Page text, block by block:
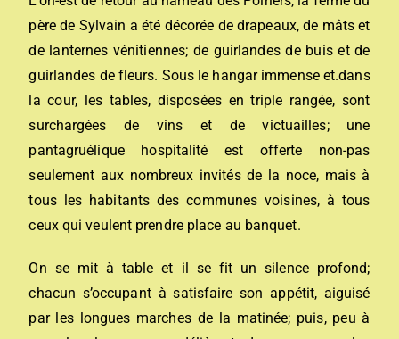
père de Sylvain a été décorée de drapeaux, de mâts et
de lanternes vénitiennes; de guirlandes de buis et de
guirlandes de fleurs. Sous le hangar immense et.dans
la cour, les tables, disposées en triple rangée, sont
surchargées de vins et de victuailles; une
pantagruélique hospitalité est offerte non-pas
seulement aux nombreux invités de la noce, mais à
tous les habitants des communes voisines, à tous
ceux qui veulent prendre place au banquet.
On se mit à table et il se fit un silence profond;
chacun s’occupant à satisfaire son appétit, aiguisé
par les longues marches de la matinée; puis, peu à